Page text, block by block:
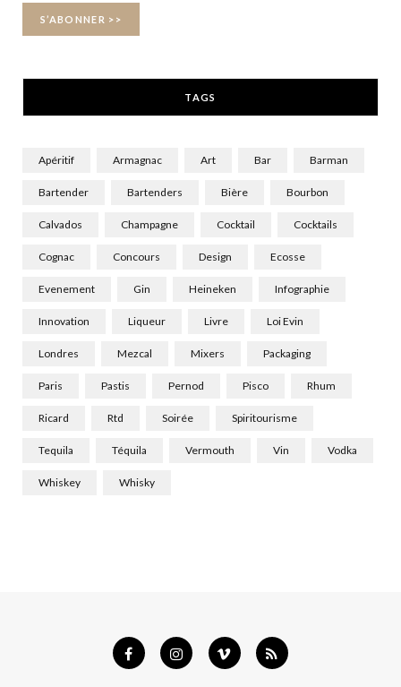
TAGS
Apéritif Armagnac Art Bar Barman
Bartender Bartenders Bière Bourbon
Calvados Champagne Cocktail Cocktails
Cognac Concours Design Ecosse
Evenement Gin Heineken Infographie
Innovation Liqueur Livre Loi Evin
Londres Mezcal Mixers Packaging
Paris Pastis Pernod Pisco Rhum
Ricard Rtd Soirée Spiritourisme
Tequila Téquila Vermouth Vin Vodka
Whiskey Whisky